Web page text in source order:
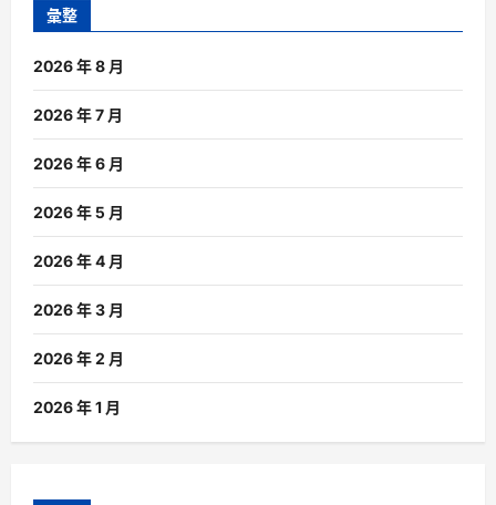
彙整
2026 年 8 月
2026 年 7 月
2026 年 6 月
2026 年 5 月
2026 年 4 月
2026 年 3 月
2026 年 2 月
2026 年 1 月